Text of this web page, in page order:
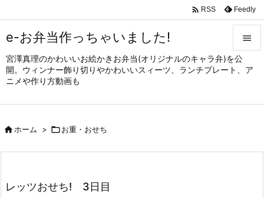
e-お弁当作っちゃいました!
宮澤真理のかわいいお絵かきお弁当(オリジナルのキャラ弁)を公
開。ウィンナー飾り切りやかわいいスィーツ、ランチプレート、ア
ニメや作り方動画も


メニュ
サイド

 RSS Feedly
ホーム > お重・おせち
レッツおせち! 3日目